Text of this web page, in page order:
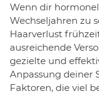
Wenn dir
Wechseljahren zu
Haarverlust
ausreichende
gezielte und
Anpassung deiner
Faktoren, die viel